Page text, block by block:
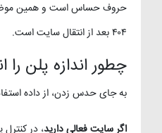
حروف حساس است و همین
۴۰۴ بعد از انتقال سایت است.
چطور اندازه پلن را
به جای حدس زدن، از داده
اگر سایت فعالی دارید، در